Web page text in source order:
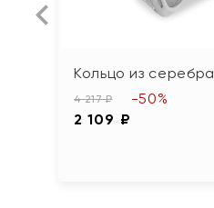
Кольцо из серебра
4 217 ₽
2 109 ₽
-50%